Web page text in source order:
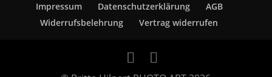
Impressum Datenschutzerklärung
AGB
Widerrufsbelehrung
Vertrag widerrufen